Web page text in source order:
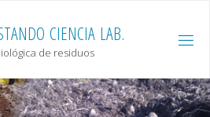
TANDO CIENCIA LAB.
de residuos